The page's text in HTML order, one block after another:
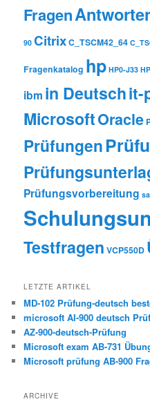
Fragen
90 CitrixC_TSCM42_64
Fragenkatalog hp HP0-J33
ibm in Deutschit-
MicrosoftOracle
Prüfungen
Prüfungsvorbereitung
Testfragen VCP550D
LETZTE ARTIKEL
MD-102 Prüfung-deutsch
microsoft AI-900 deutsch
AZ-900-deutsch-Prüfung
Microsoft exam AB-731
Microsoft prüfung AB-900
ARCHIVE